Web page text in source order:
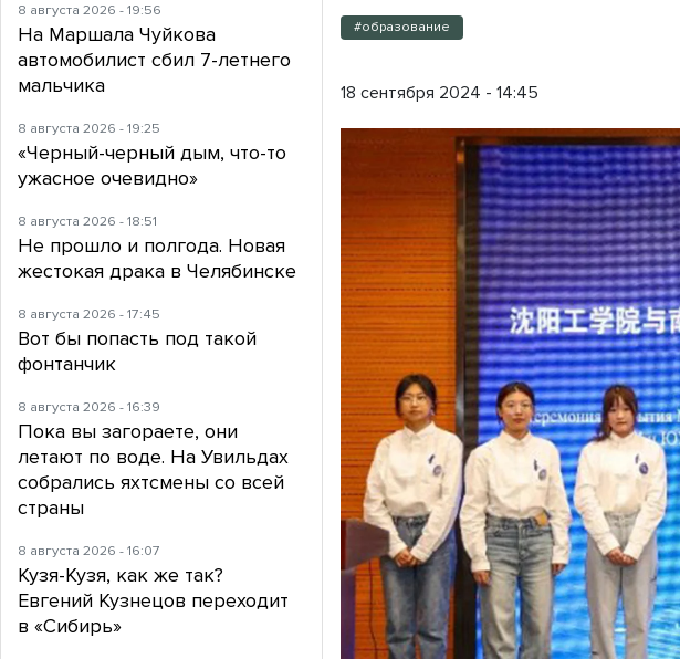
#образование
18 сентября 2024 - 14:45
8 августа 2026 - 19:56
На Маршала Чуйкова
автомобилист сбил 7-летнего
мальчика
8 августа 2026 - 19:25
«Черный-черный дым, что-то
ужасное очевидно»
8 августа 2026 - 18:51
Не прошло и полгода. Новая
жестокая драка в Челябинске
8 августа 2026 - 17:45
Вот бы попасть под такой
фонтанчик
8 августа 2026 - 16:39
Пока вы загораете, они
летают по воде. На Увильдах
собрались яхтсмены со всей
страны
8 августа 2026 - 16:07
Кузя-Кузя, как же так?
Евгений Кузнецов переходит
в «Сибирь»